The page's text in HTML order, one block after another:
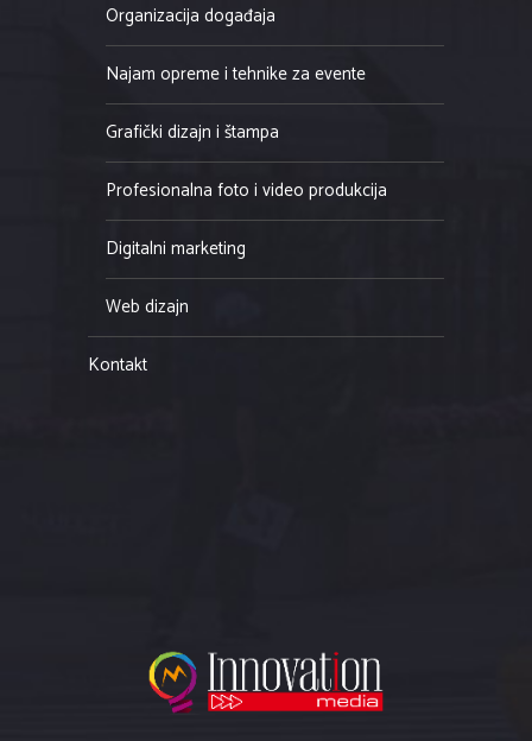
Organizacija događaja
Najam opreme i tehnike za evente
Grafički dizajn i štampa
Profesionalna foto i video produkcija
Digitalni marketing
Web dizajn
Kontakt